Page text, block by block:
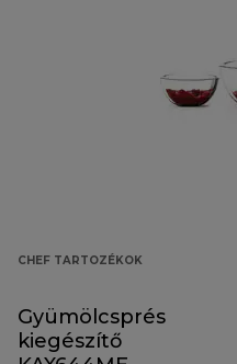
CHEF TARTOZÉKOK
Gyümölcsprés
kiegészítő